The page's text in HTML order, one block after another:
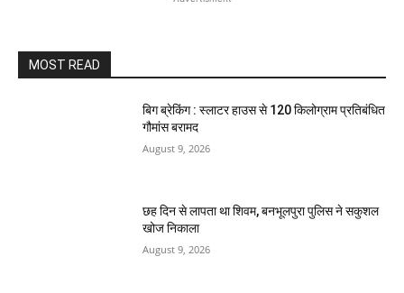
MOST READ
बिग ब्रेकिंग : स्लाटर हाउस से 120 किलोग्राम प्रतिबंधित
गौमांस बरामद
August 9, 2026
छह दिन से लापता था शिवम, बनभूलपुरा पुलिस ने सकुशल
खोज निकाला
August 9, 2026